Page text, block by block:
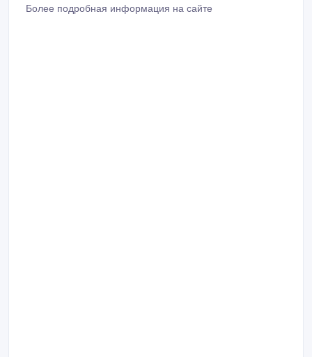
Более подробная информация на сайте